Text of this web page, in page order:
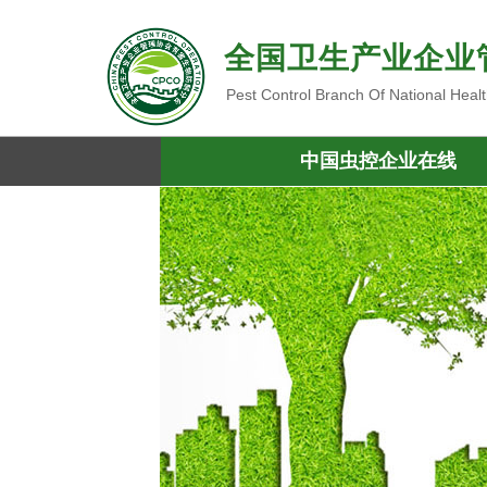
全国卫生产业企
Pest Control Branch Of National
中国虫控企业在线